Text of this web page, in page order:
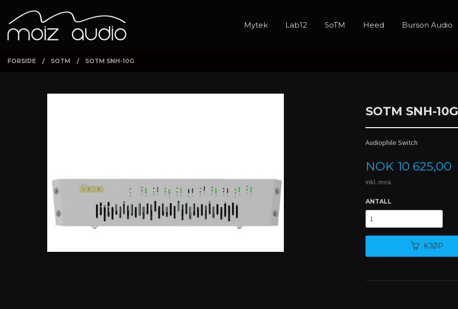
innholdet
PRODUKTER
Mytek Lab12 SoTM Heed Burson Audio
FORSIDE SOTM SOTM SNH-10G
SOTM SNH-10G
Audiophile Switch
Pris
NOK 10 625,00
inkl. mva.
ANTALL
KJØP